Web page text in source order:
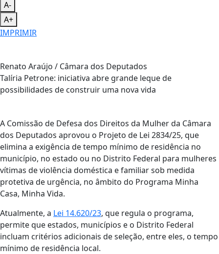
A-
A+
IMPRIMIR
Renato Araújo / Câmara dos Deputados
Talíria Petrone: iniciativa abre grande leque de
possibilidades de construir uma nova vida
A Comissão de Defesa dos Direitos da Mulher da Câmara
dos Deputados aprovou o Projeto de Lei 2834/25, que
elimina a exigência de tempo mínimo de residência no
município, no estado ou no Distrito Federal para mulheres
vítimas de violência doméstica e familiar sob medida
protetiva de urgência, no âmbito do Programa Minha
Casa, Minha Vida.
Atualmente, a Lei 14.620/23, que regula o programa,
permite que estados, municípios e o Distrito Federal
incluam critérios adicionais de seleção, entre eles, o tempo
mínimo de residência local.